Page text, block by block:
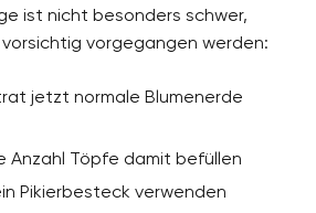
ist nicht besonders schwer,
vorgegangen werden:
jetzt normale Blumenerde
Anzahl Töpfe damit befüllen
Pikierbesteck verwenden